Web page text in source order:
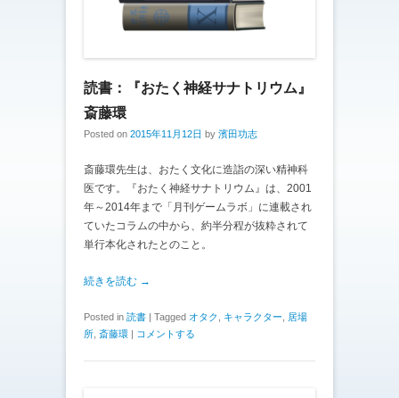
読書：『おたく神経サナトリウム』
斎藤環
Posted on 2015年11月12日 by 濱田功志
斎藤環先生は、おたく文化に造詣の深い精神科
医です。『おたく神経サナトリウム』は、2001
年～2014年まで「月刊ゲームラボ」に連載され
ていたコラムの中から、約半分程が抜粋されて
単行本化されたとのこと。
続きを読む →
Posted in 読書 Tagged オタク キャラクター
居場
所 斎藤環 コメントする